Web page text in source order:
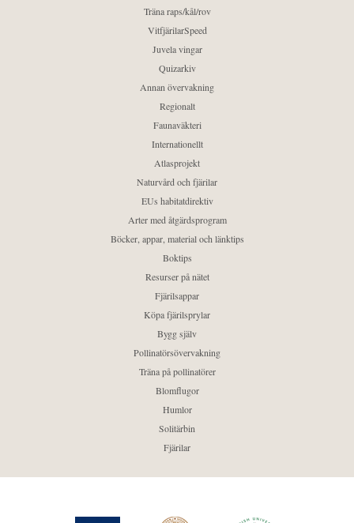
Träna raps/kål/rov
VitfjärilarSpeed
Juvela vingar
Quizarkiv
Annan övervakning
Regionalt
Faunaväkteri
Internationellt
Atlasprojekt
Naturvård och fjärilar
EUs habitatdirektiv
Arter med åtgärdsprogram
Böcker, appar, material och länktips
Boktips
Resurser på nätet
Fjärilsappar
Köpa fjärilsprylar
Bygg själv
Pollinatörsövervakning
Träna på pollinatörer
Blomflugor
Humlor
Solitärbin
Fjärilar